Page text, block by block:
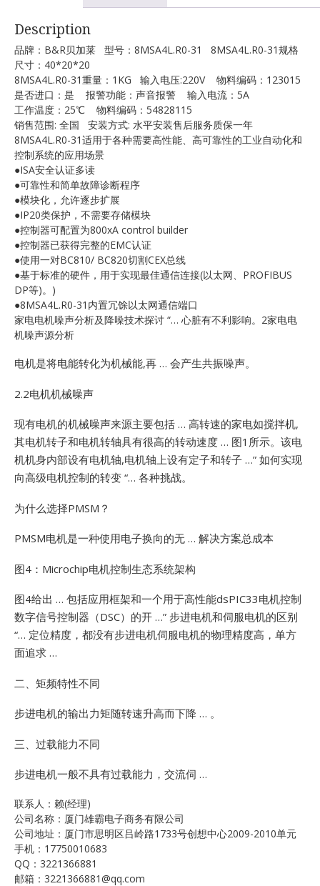
Description
品牌：B&R贝加莱 型号：8MSA4L.R0-31 8MSA4L.R0-31规格
尺寸：40*20*20
8MSA4L.R0-31重量：1KG 输入电压:220V 物料编码：123015
是否进口：是 报警功能：声音报警 输入电流：5A
工作温度：25℃ 物料编码：54828115
销售范围: 全国 安装方式: 水平安装售后服务质保一年
8MSA4L.R0-31适用于各种需要高性能、高可靠性的工业自动化和
控制系统的应用场景
●ISA安全认证多读
●可靠性和简单故障诊断程序
●模块化，允许逐步扩展
●IP20类保护，不需要存储模块
●控制器可配置为800xA control builder
●控制器已获得完整的EMC认证
●使用一对BC810/ BC820切割CEX总线
●基于标准的硬件，用于实现最佳通信连接(以太网、PROFIBUS
DP等)。)
●8MSA4L.R0-31内置冗馀以太网通信端口
家电电机噪声分析及降噪技术探讨 “… 心脏有不利影响。2家电电
机噪声源分析
电机是将电能转化为机械能,再 … 会产生共振噪声。
2.2电机机械噪声
现有电机的机械噪声来源主要包括 … 高转速的家电如搅拌机,
其电机转子和电机转轴具有很高的转动速度 … 图1所示。该电
机机身内部设有电机轴,电机轴上设有定子和转子 …” 如何实现
向高级电机控制的转变 “… 各种挑战。
为什么选择PMSM？
PMSM电机是一种使用电子换向的无 … 解决方案总成本
图4：Microchip电机控制生态系统架构
图4给出 … 包括应用框架和一个用于高性能dsPIC33电机控制
数字信号控制器（DSC）的开 …” 步进电机和伺服电机的区别
“… 定位精度，都没有步进电机伺服电机的物理精度高，单方
面追求 …
二、矩频特性不同
步进电机的输出力矩随转速升高而下降 … 。
三、过载能力不同
步进电机一般不具有过载能力，交流伺 …
联系人：赖(经理)
公司名称：厦门雄霸电子商务有限公司
公司地址：厦门市思明区吕岭路1733号创想中心2009-2010单元
手机：17750010683
QQ：3221366881
邮箱：3221366881@qq.com